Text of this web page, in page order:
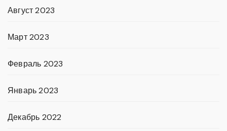
Август 2023
Март 2023
Февраль 2023
Январь 2023
Декабрь 2022